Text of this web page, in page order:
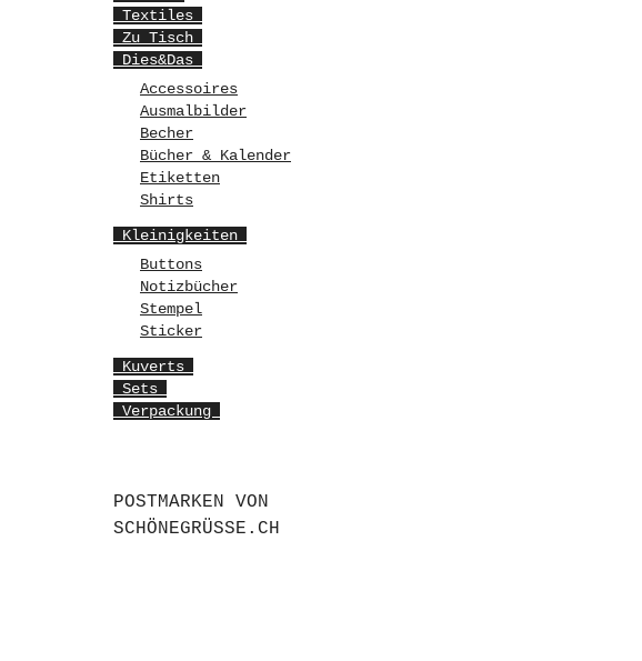
Textiles
Zu Tisch
Dies&Das
Accessoires
Ausmalbilder
Becher
Bücher & Kalender
Etiketten
Shirts
Kleinigkeiten
Buttons
Notizbücher
Stempel
Sticker
Kuverts
Sets
Verpackung
POSTMARKEN VON
SCHÖNEGRÜSSE.CH